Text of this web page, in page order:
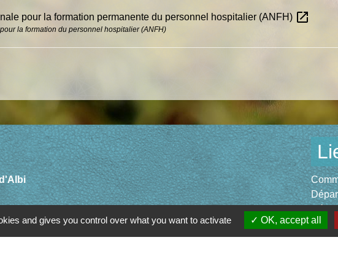
pour la formation permanente du personnel hospitalier (ANFH) open_in_new
la formation du personnel hospitalier (ANFH)
and gives you control over what you want to activate OK, accept all